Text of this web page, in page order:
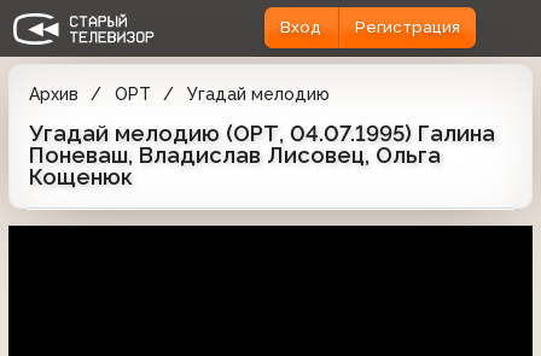
Вход Регистрация
Архив ОРТ Угадай мелодию
Угадай мелодию (ОРТ, 04.07.1995) Галина
Поневаш, Владислав Лисовец, Ольга
Кощенюк